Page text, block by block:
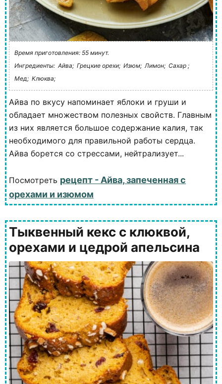
Время приготовления: 55 минут.
Ингредиенты: Айва; Грецкие орехи; Изюм; Лимон; Сахар ;
Мед; Клюква;
Айва по вкусу напоминает яблоки и груши и
обладает множеством полезных свойств. Главным
из них является большое содержание калия, так
необходимого для правильной работы сердца.
Айва борется со стрессами, нейтрализует...
Посмотреть рецепт - Айва, запеченная с
орехами и изюмом
Тыквенный кекс с клюквой,
орехами и цедрой апельсина